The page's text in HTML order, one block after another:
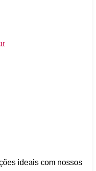
ideais com nossos